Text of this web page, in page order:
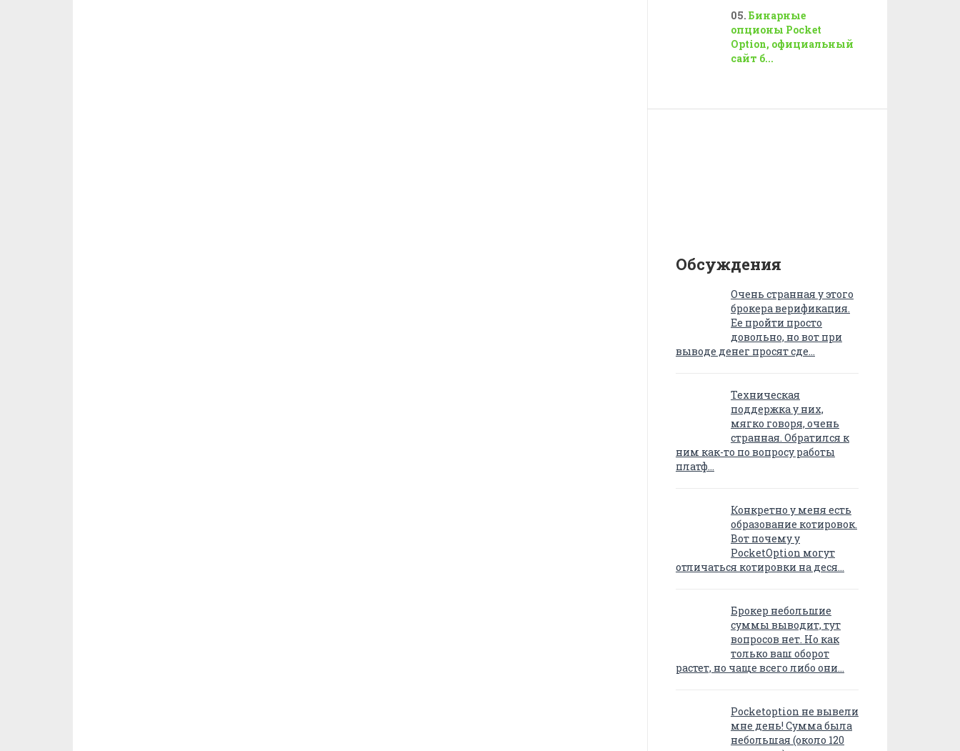
Бинарные
опционы Pocket
Option, официальный
сайт б...
Обсуждения
Очень странная у этого
брокера верификация.
Ее пройти просто
довольно, но вот при
выводе денег просят сде…
Техническая
поддержка у них,
мягко говоря, очень
странная. Обратился к
ним как-то по вопросу работы
платф…
Конкретно у меня есть
образование котировок.
Вот почему у
PocketOption могут
отличаться котировки на деся…
Брокер небольшие
суммы выводит, тут
вопросов нет. Но как
только ваш оборот
растет, но чаще всего либо они…
Pocketoption не вывели
мне день! Сумма была
небольшая (около 120